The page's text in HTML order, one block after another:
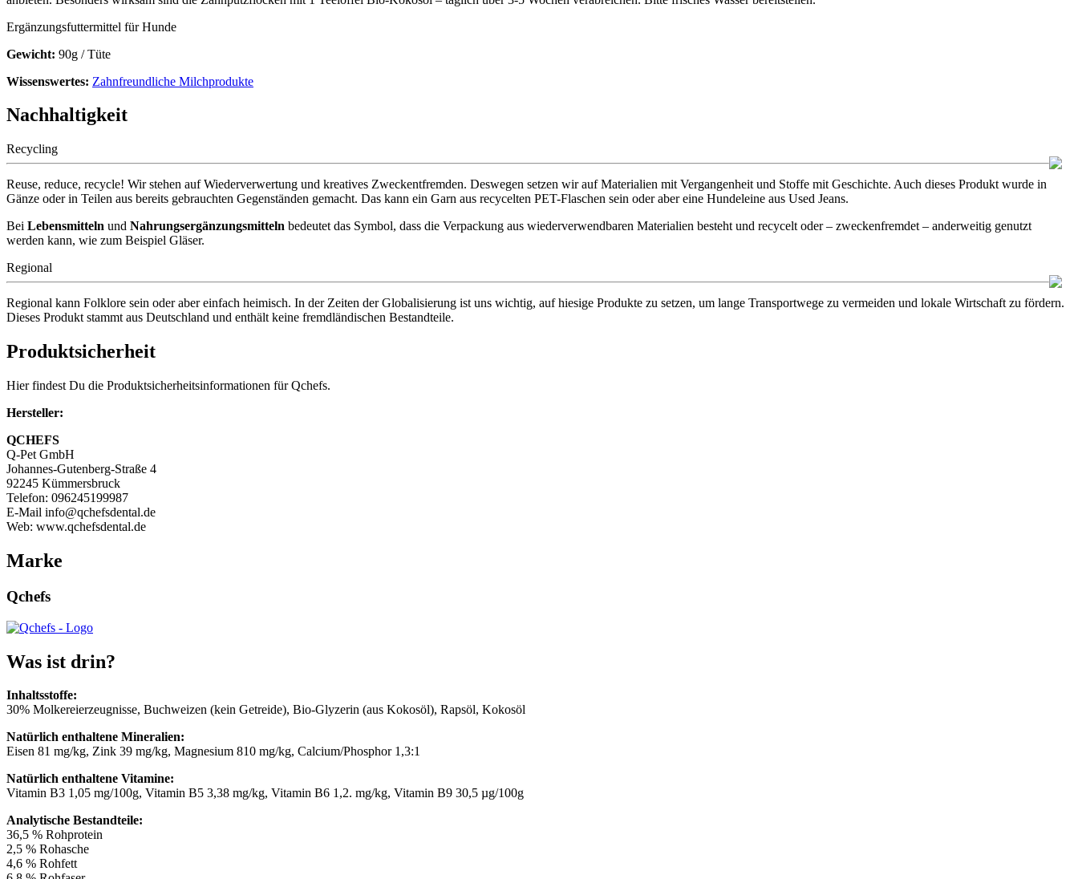
Ergänzungsfuttermittel für Hunde
Gewicht: 90g / Tüte
Wissenswertes: Zahnfreundliche Milchprodukte
Nachhaltigkeit
Recycling
Reuse, reduce, recycle! Wir stehen auf Wiederverwertung und kreatives Zweckentfremden. Deswegen setzen wir auf Materialien mit Vergangenheit und Stoffe mit Geschichte. Auch dieses Produkt wurde in
Gänze oder in Teilen aus bereits gebrauchten Gegenständen gemacht. Das kann ein Garn aus recycelten PET-Flaschen sein oder aber eine Hundeleine aus Used Jeans.
Bei Lebensmitteln und Nahrungsergänzungsmitteln bedeutet das Symbol, dass die Verpackung aus wiederverwendbaren Materialien besteht und recycelt oder – zweckenfremdet – anderweitig genutzt
werden kann, wie zum Beispiel Gläser.
Regional
Regional kann Folklore sein oder aber einfach heimisch. In der Zeiten der Globalisierung ist uns wichtig, auf hiesige Produkte zu setzen, um lange Transportwege zu vermeiden und lokale Wirtschaft zu fördern.
Dieses Produkt stammt aus Deutschland und enthält keine fremdländischen Bestandteile.
Produktsicherheit
Hier findest Du die Produktsicherheitsinformationen für Qchefs.
Hersteller:
QCHEFS
Q-Pet GmbH
Johannes-Gutenberg-Straße 4
92245 Kümmersbruck
Telefon: 096245199987
E-Mail info@qchefsdental.de
Web: www.qchefsdental.de
Marke
Qchefs
Was ist drin?
Inhaltsstoffe:
30% Molkereierzeugnisse, Buchweizen (kein Getreide), Bio-Glyzerin (aus Kokosöl), Rapsöl, Kokosöl
Natürlich enthaltene Mineralien:
Eisen 81 mg/kg, Zink 39 mg/kg, Magnesium 810 mg/kg, Calcium/Phosphor 1,3:1
Natürlich enthaltene Vitamine:
Vitamin B3 1,05 mg/100g, Vitamin B5 3,38 mg/kg, Vitamin B6 1,2. mg/kg, Vitamin B9 30,5 µg/100g
Analytische Bestandteile:
36,5 % Rohprotein
2,5 % Rohasche
4,6 % Rohfett